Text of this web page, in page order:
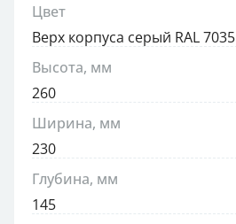
Цвет
Верх корпуса серый RAL 7035
Высота, мм
260
Ширина, мм
230
Глубина, мм
145